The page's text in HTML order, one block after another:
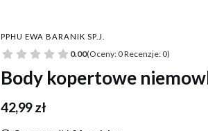
PPHU EWA BARANIK SP.J.
0.00(Oceny: 0 Recenzje: 0)
Body kopertowe
Cena
42,99 zł